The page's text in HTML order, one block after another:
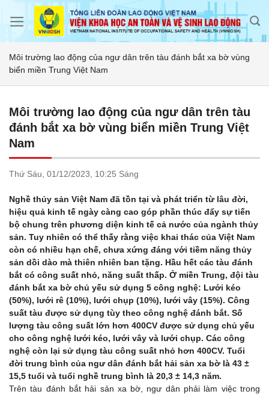
Môi trường lao động của ngư dân trên tàu đánh bắt xa bờ vùng
biển miền Trung Việt Nam
Môi trường lao động của ngư dân trên tàu
đánh bắt xa bờ vùng biển miền Trung Việt
Nam
Thứ Sáu, 01/12/2023, 10:25 Sáng
Nghề thủy sản Việt Nam đã tồn tại và phát triển từ lâu đời,
hiệu quả kinh tế ngày càng cao góp phần thúc đẩy sự tiến
bộ chung trên phương diện kinh tế cả nước của ngành thủy
sản. Tuy nhiên có thể thấy rằng việc khai thác của Việt Nam
còn có nhiều hạn chế, chưa xứng đáng với tiềm năng thủy
sản dồi dào mà thiên nhiên ban tặng. Hầu hết các tàu đánh
bắt có công suất nhỏ, năng suất thấp. Ở miền Trung, đội tàu
đánh bắt xa bờ chủ yếu sử dụng 5 công nghệ: Lưới kéo
(50%), lưới rê (10%), lưới chụp (10%), lưới vây (15%). Công
suất tàu được sử dụng tùy theo công nghệ đánh bắt. Số
lượng tàu công suất lớn hơn 400CV được sử dụng chủ yếu
cho công nghệ lưới kéo, lưới vây và lưới chụp. Các công
nghệ còn lại sử dụng tàu công suất nhỏ hơn 400CV. Tuổi
đời trung bình của ngư dân đánh bắt hải sản xa bờ là 43 ±
15,5 tuổi và tuổi nghề trung bình là 20,3 ± 14,3 năm.
Trên tàu đánh bắt hải sản xa bờ, ngư dân phải làm việc trong